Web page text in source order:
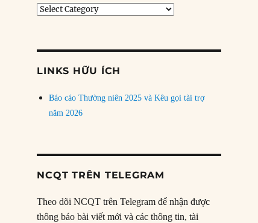
Tìm
LINKS HỮU ÍCH
Báo cáo Thường niên 2025 và Kêu gọi tài trợ
năm 2026
NCQT TRÊN TELEGRAM
Theo dõi NCQT trên Telegram để nhận được
thông báo bài viết mới và các thông tin, tài